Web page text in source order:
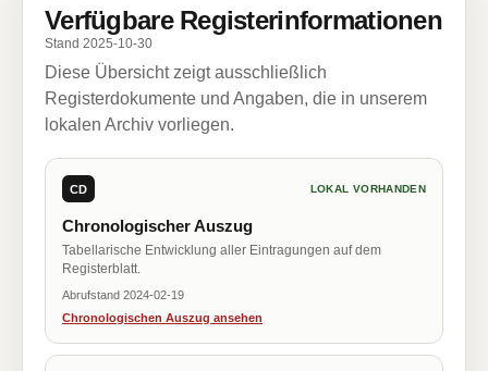
Verfügbare Registerinformationen
Stand 2025-10-30
Diese Übersicht zeigt ausschließlich
Registerdokumente und Angaben, die in unserem
lokalen Archiv vorliegen.
CD LOKAL VORHANDEN
Chronologischer Auszug
Tabellarische Entwicklung aller Eintragungen auf dem
Registerblatt.
Abrufstand 2024-02-19
Chronologischen Auszug ansehen